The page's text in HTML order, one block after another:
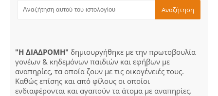
"Η ΔΙΑΔΡΟΜΗ" δημιουργήθηκε με την πρωτοβουλία
γονέων & κηδεμόνων παιδιών και εφήβων με
αναπηρίες, τα οποία ζουν με τις οικογένειές τους.
Καθώς επίσης και από φίλους οι οποίοι
ενδιαφέρονται και αγαπούν τα άτομα με αναπηρίες.